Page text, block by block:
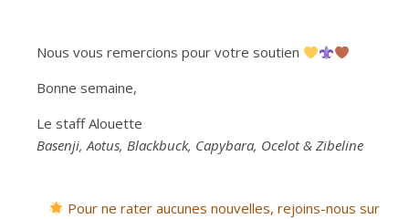
Nous vous remercions pour votre soutien
Bonne semaine,
Le staff Alouette
Basenji, Aotus, Blackbuck, Capybara, Ocelot & Zibeline
Pour ne rater aucunes nouvelles, rejoins-nous sur